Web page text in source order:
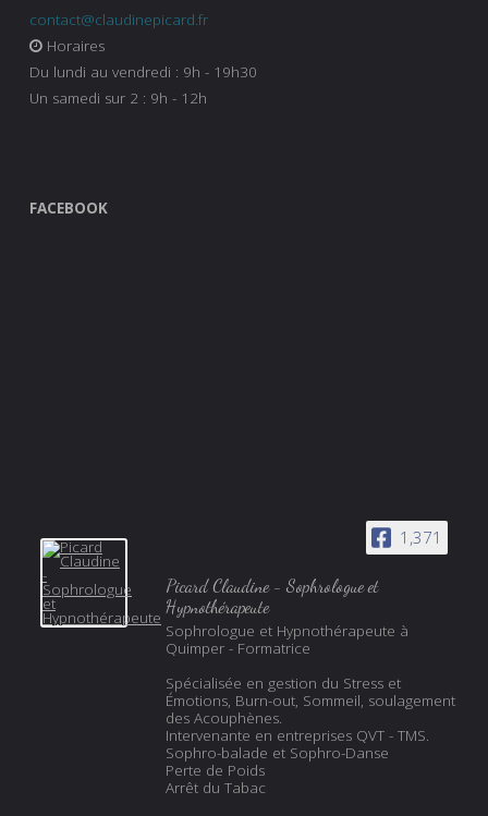
contact@claudinepicard.fr
Horaires
Du lundi au vendredi : 9h - 19h30
Un samedi sur 2 : 9h - 12h
FACEBOOK
1,371
Picard Claudine - Sophrologue et
Hypnothérapeute
Sophrologue et Hypnothérapeute à
Quimper - Formatrice
Spécialisée en gestion du Stress et
Émotions, Burn-out, Sommeil, soulagement
des Acouphènes.
Intervenante en entreprises QVT - TMS.
Sophro-balade et Sophro-Danse
Perte de Poids
Arrêt du Tabac